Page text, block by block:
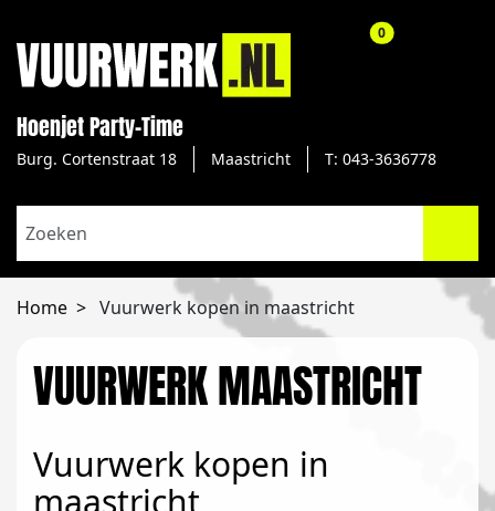
Hoenjet Party-Time
Burg. Cortenstraat 18 Maastricht T: 043-3636778
0aantal
Home Vuurwerk kopen in maastricht
VUURWERK MAASTRICHT
Vuurwerk kopen in
maastricht